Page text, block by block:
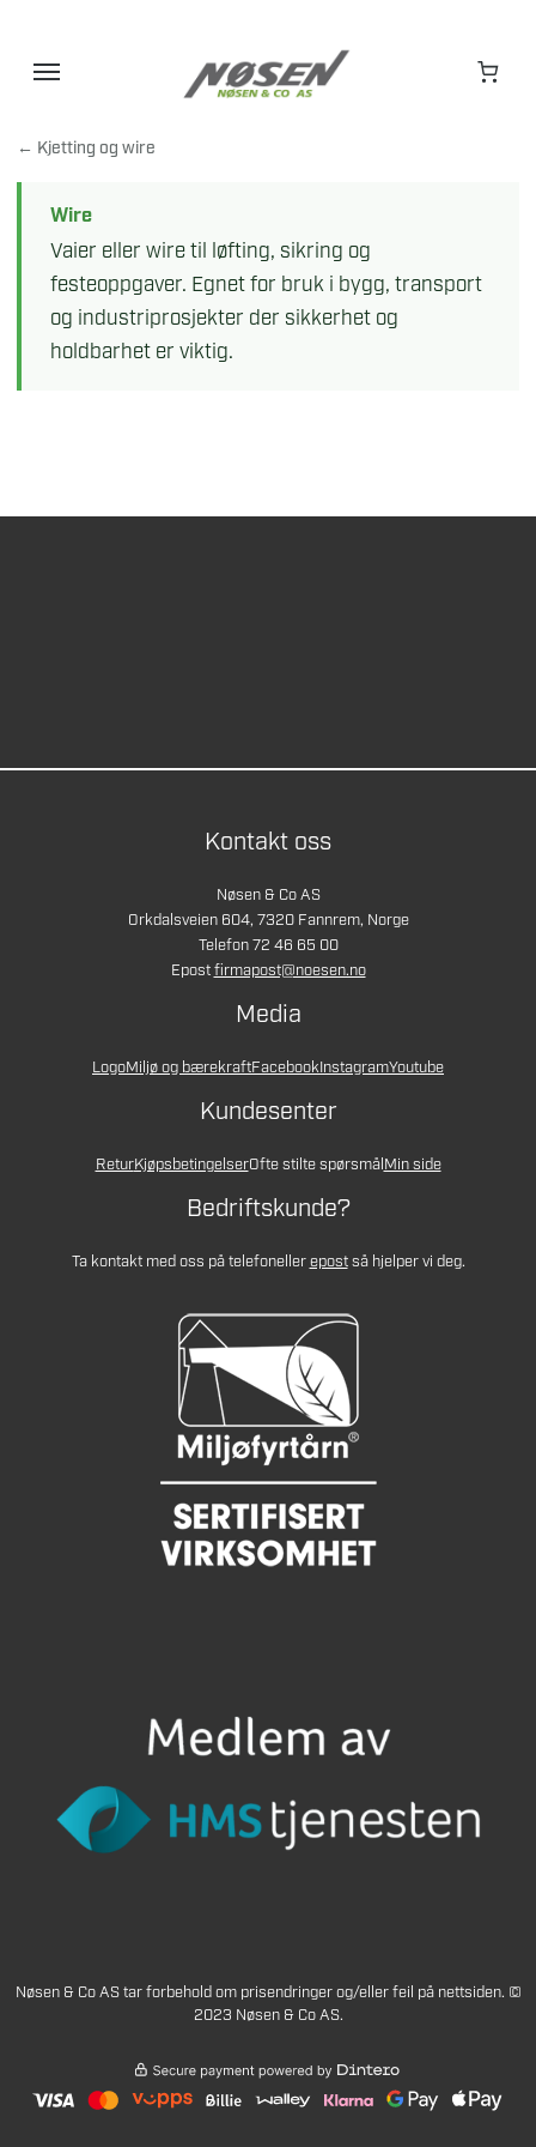
← Kjetting og wire
Wire
Vaier eller wire til løfting, sikring og
festeoppgaver. Egnet for bruk i bygg, transport
og industriprosjekter der sikkerhet og
holdbarhet er viktig.
Kontakt oss
Nøsen & Co AS
Orkdalsveien 604, 7320 Fannrem, Norge
Telefon 72 46 65 00
Epostfirmapost@noesen.no
Media
LogoMiljø og bærekraftFacebookInstagramYoutube
Kundesenter
ReturKjøpsbetingelserOfte stilte spørsmålMin side
Bedriftskunde?
Ta kontakt med oss på telefonellerepostså hjelper vi deg.
Nøsen & Co AS tar forbehold om prisendringer og/eller feil på nettsiden. ©
2023 Nøsen & Co AS.